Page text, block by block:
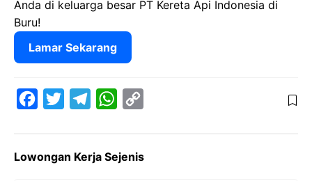
Anda di keluarga besar PT Kereta Api Indonesia di
Buru!
Lamar Sekarang
e
t
e
W
t
y
Lowongan Kerja Sejenis